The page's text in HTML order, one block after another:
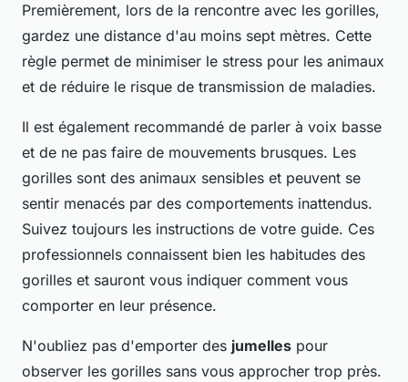
Premièrement, lors de la rencontre avec les gorilles,
gardez une distance d'au moins sept mètres. Cette
règle permet de minimiser le stress pour les animaux
et de réduire le risque de transmission de maladies.
Il est également recommandé de parler à voix basse
et de ne pas faire de mouvements brusques. Les
gorilles sont des animaux sensibles et peuvent se
sentir menacés par des comportements inattendus.
Suivez toujours les instructions de votre guide. Ces
professionnels connaissent bien les habitudes des
gorilles et sauront vous indiquer comment vous
comporter en leur présence.
N'oubliez pas d'emporter des jumelles pour
observer les gorilles sans vous approcher trop près.